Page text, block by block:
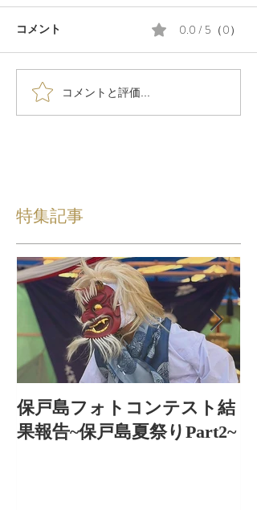
コメント 0.0 / 5（0）
コメントと評価...
特集記事
保戸島フォトコンテスト結
果報告~保戸島夏祭りPart2~